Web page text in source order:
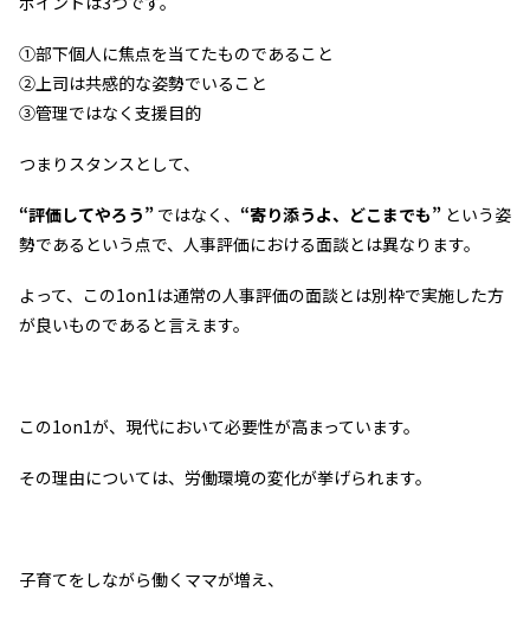
①部下個人に焦点を当てたものであること
②上司は共感的な姿勢でいること
③管理ではなく支援目的
つまりスタンスとして、
“評価してやろう” ではなく、 “寄り添うよ、どこまでも” という姿
勢であるという点で、人事評価における面談とは異なります。
よって、この1on1は通常の人事評価の面談とは別枠で実施した方
が良いものであると言えます。
この1on1が、現代において必要性が高まっています。
その理由については、労働環境の変化が挙げられます。
子育てをしながら働くママが増え、